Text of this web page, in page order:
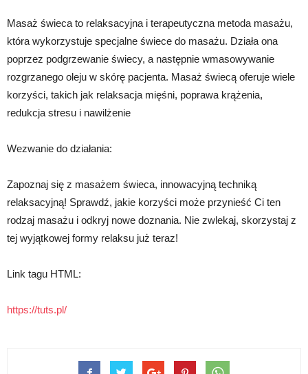
Masaż świeca to relaksacyjna i terapeutyczna metoda masażu,
która wykorzystuje specjalne świece do masażu. Działa ona
poprzez podgrzewanie świecy, a następnie wmasowywanie
rozgrzanego oleju w skórę pacjenta. Masaż świecą oferuje wiele
korzyści, takich jak relaksacja mięśni, poprawa krążenia,
redukcja stresu i nawilżenie
Wezwanie do działania:
Zapoznaj się z masażem świeca, innowacyjną techniką
relaksacyjną! Sprawdź, jakie korzyści może przynieść Ci ten
rodzaj masażu i odkryj nowe doznania. Nie zwlekaj, skorzystaj z
tej wyjątkowej formy relaksu już teraz!
Link tagu HTML:
https://tuts.pl/